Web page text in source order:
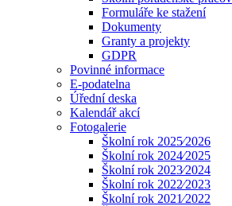
Formuláře ke stažení
Dokumenty
Granty a projekty
GDPR
Povinné informace
E-podatelna
Úřední deska
Kalendář akcí
Fotogalerie
Školní rok 2025⁄2026
Školní rok 2024⁄2025
Školní rok 2023⁄2024
Školní rok 2022⁄2023
Školní rok 2021⁄2022